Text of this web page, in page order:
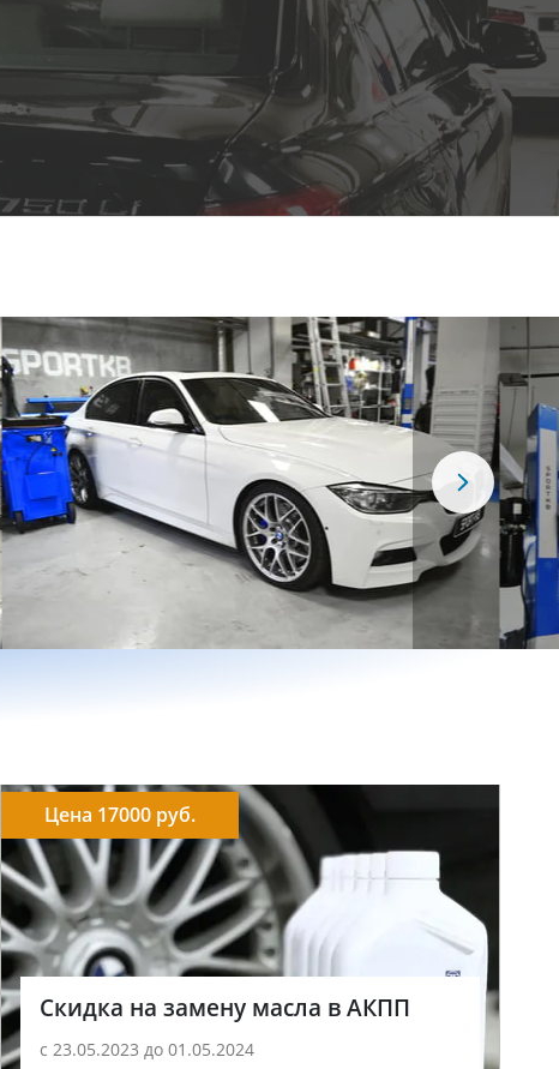
Скидка на замену масла в АКПП
с 23.05.2023 до 01.05.2024
Цена 17000 руб.